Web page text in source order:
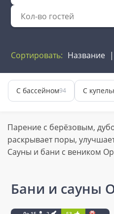
Сортировать: Название
С бассейном94 С
Парение с берёзовым,
раскрывает поры,
Сауны и бани с веником
Бани и сауны